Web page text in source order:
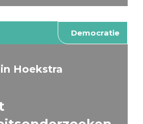
Democratie
Hoekstra